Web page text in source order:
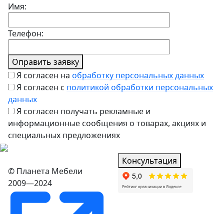
Имя:
Телефон:
Оправить заявку
Я согласен на обработку персональных данных
Я согласен с политикой обработки персональных
данных
Я согласен получать рекламные и
информационные сообщения о товарах, акциях и
специальных предложениях
© Планета Мебели
2009—2024
Консультация